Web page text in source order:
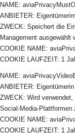
NAME:
ANBIETER:
ZWECK: Speichert die
Management ausgewählt
COOKIE NAME:
COOKIE LAUFZEIT: 1
NAME:
ANBIETER:
ZWECK: Wird
Social-Media-Plattformen
COOKIE NAME:
COOKIE LAUFZEIT: 1